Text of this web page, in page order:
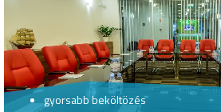
gyorsabb beköltözés